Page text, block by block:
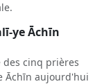
ye Āchīn
cinq prières
Āchīn aujourd'hui